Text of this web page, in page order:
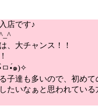
店です♪
、大チャンス！！
ㅁ•́๑)✧
子達も多いので、初め
たいなぁと思われている